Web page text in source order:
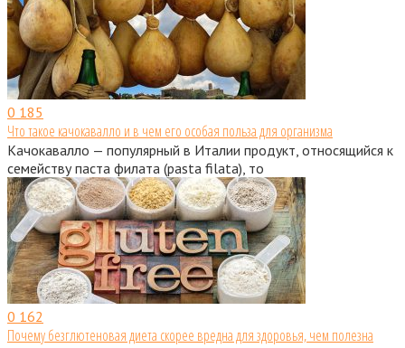
0 185
Что такое качокавалло и в чем его особая польза для организма
Качокавалло — популярный в Италии продукт, относящийся к
семейству паста филата (pasta filata), то
0 162
Почему безглютеновая диета скорее вредна для здоровья, чем полезна